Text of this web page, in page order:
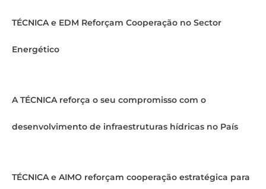
TÉCNICA e EDM Reforçam Cooperação no Sector
Energético
A TÉCNICA reforça o seu compromisso com o
desenvolvimento de infraestruturas hídricas no País
TÉCNICA e AIMO reforçam cooperação estratégica para